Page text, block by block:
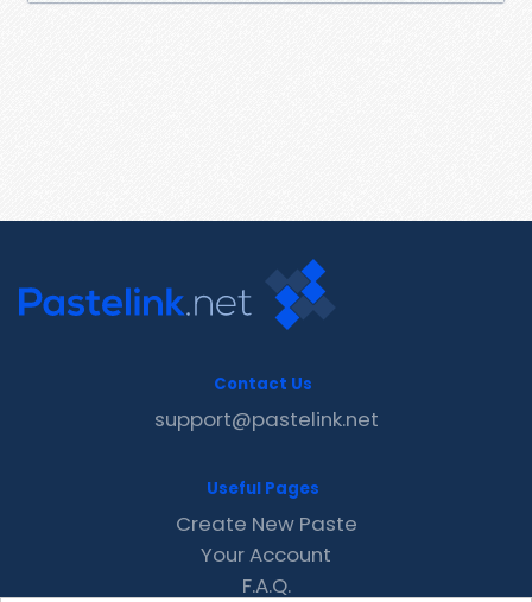
Contact Us
support@pastelink.net
Useful Pages
Create New Paste
Your Account
F.A.Q.